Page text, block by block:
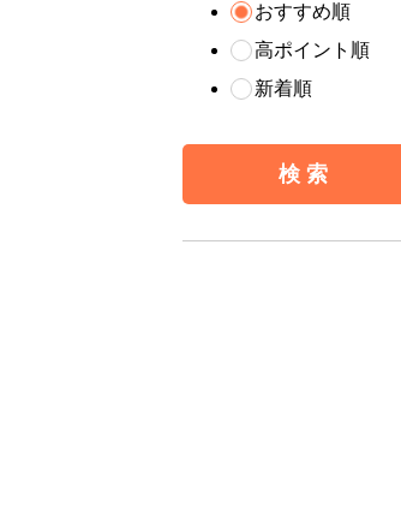
おすすめ順
高ポイント順
新着順